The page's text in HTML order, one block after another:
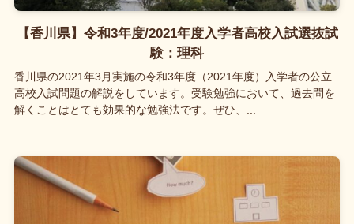
【香川県】令和3年度/2021年度入学者高校入試選抜試
験：理科
香川県の2021年3月実施の令和3年度（2021年度）入学者の公立
高校入試問題の解説をしています。受験勉強において、過去問を
解くことはとても効果的な勉強法です。ぜひ、...